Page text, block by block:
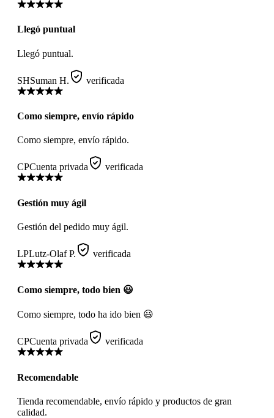
Llegó puntual
Llegó puntual.
SHSuman H. verificada
Como siempre, envío rápido
Como siempre, envío rápido.
CPCuenta privada verificada
Gestión muy ágil
Gestión del pedido muy ágil.
LPLutz-Olaf P. verificada
Como siempre, todo bien 😃
Como siempre, todo ha ido bien 😃
CPCuenta privada verificada
Recomendable
Tienda recomendable, envío rápido y productos de gran
calidad.